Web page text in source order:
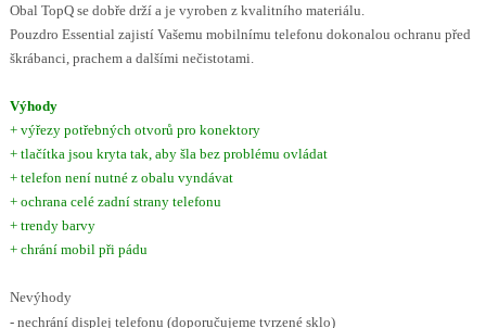
Obal TopQ se dobře drží a je vyroben z kvalitního materiálu.
Pouzdro Essential zajistí Vašemu mobilnímu telefonu dokonalou ochranu před
škrábanci, prachem a dalšími nečistotami.
Výhody
+ výřezy potřebných otvorů pro konektory
+ tlačítka jsou kryta tak, aby šla bez problému ovládat
+ telefon není nutné z obalu vyndávat
+ ochrana celé zadní strany telefonu
+ trendy barvy
+ chrání mobil při pádu
Nevýhody
- nechrání displej telefonu (doporučujeme tvrzené sklo)